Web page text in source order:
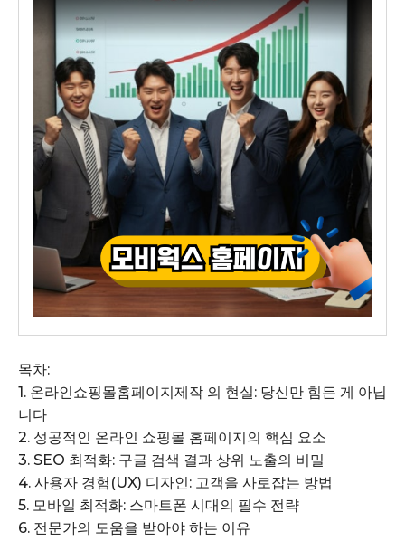
목차:
1. 온라인쇼핑몰홈페이지제작 의 현실: 당신만 힘든 게 아닙
니다
2. 성공적인 온라인 쇼핑몰 홈페이지의 핵심 요소
3. SEO 최적화: 구글 검색 결과 상위 노출의 비밀
4. 사용자 경험(UX) 디자인: 고객을 사로잡는 방법
5. 모바일 최적화: 스마트폰 시대의 필수 전략
6. 전문가의 도움을 받아야 하는 이유